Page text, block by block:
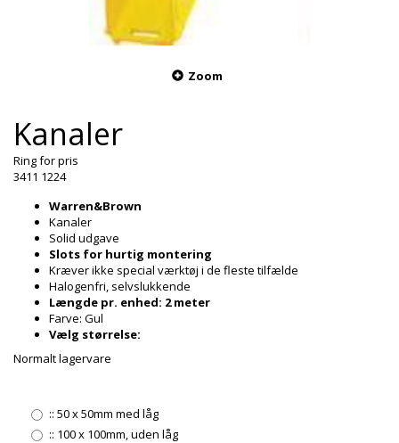
Zoom
Kanaler
Ring for pris
3411 1224
Warren&Brown
Kanaler
Solid udgave
Slots for hurtig montering
Kræver ikke special værktøj i de fleste tilfælde
Halogenfri, selvslukkende
Længde pr. enhed: 2 meter
Farve: Gul
Vælg størrelse:
Normalt lagervare
:: 50 x 50mm med låg
:: 100 x 100mm, uden låg